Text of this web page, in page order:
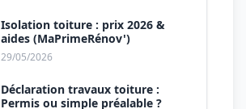
Isolation toiture : prix 2026 &
aides (MaPrimeRénov')
29/05/2026
Déclaration travaux toiture :
Permis ou simple préalable ?